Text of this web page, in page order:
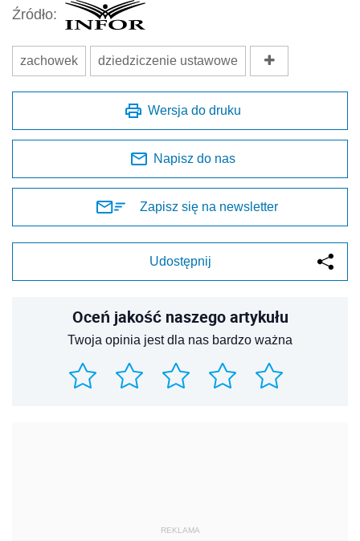
Źródło:
zachowek dziedziczenie ustawowe
Wersja do druku
Napisz do nas
Zapisz się na newsletter
Udostępnij
Oceń jakość naszego artykułu
Twoja opinia jest dla nas bardzo ważna
REKLAMA